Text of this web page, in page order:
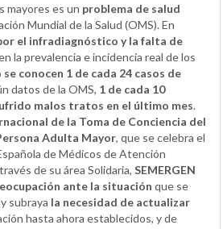
mayores es un problema de salud
Mundial de la Salud (OMS). En
el infradiagnóstico y la falta de
la prevalencia e incidencia real de los
se conocen 1 de cada 24 casos de
datos de la OMS, 1 de cada 10
malos tratos en el último mes.
de la Toma de Conciencia del
Adulta Mayor, que se celebra el
de Médicos de Atención
de su área Solidaria, SEMERGEN
ante la situación que se
subraya la necesidad de actualizar
hasta ahora establecidos, y de